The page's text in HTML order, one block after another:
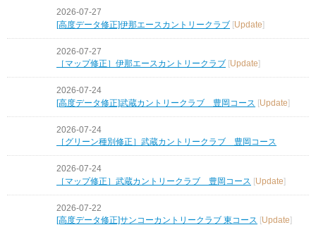
2026-07-27
[高度データ修正]伊那エースカントリークラブ [Update]
2026-07-27
［マップ修正］伊那エースカントリークラブ
Update
2026-07-24
[高度データ修正]武蔵カントリークラブ 豊岡コース [Update]
2026-07-24
［グリーン種別修正］武蔵カントリークラブ 豊岡コース
2026-07-24
［マップ修正］武蔵カントリークラブ 豊岡コース [Update]
2026-07-22
[高度データ修正]サンコーカントリークラブ 東コース [Update]